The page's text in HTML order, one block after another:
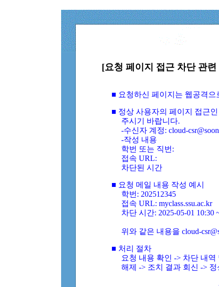
[요청 페이지 접근 차단 관
■ 요청하신 페이지는 웹공격
■ 정상 사용자의 페이지 접근
주시기 바랍니다.
-수신자 계정: cloud-
-작성 내용
학번 또는 직번:
접속 URL:
차단된 시간
■ 요청 메일 내용 작성 예시
학번: 202512345
접속 URL: myclass.ssu.ac.kr
차단 시간: 2025-05-01 10:30
위와 같은 내용을 cloud-
■ 처리 절차
요청 내용 확인 -> 차단 내
해제 -> 조치 결과 회신 ->